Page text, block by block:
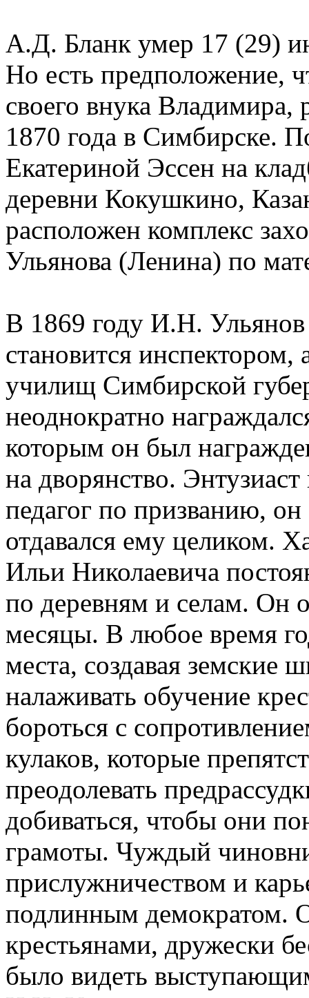
А.Д. Бланк умер 17 (29)
Но есть предположение,
своего внука Владимира,
1870 года в Симбирске.
Екатериной Эссен на
деревни Кокушкино,
расположен комплекс
Ульянова (Ленина) по
В 1869 году И.Н. Ульянов
становится
училищ Симбирской
неоднократно
которым он был
на дворянство.
педагог по призванию,
отдавался ему целиком.
Ильи Николаевича
по деревням и селам. Он
месяцы. В любое время
места, создавая земские
налаживать обучение
бороться с
кулаков, которые
преодолевать
добиваться, чтобы они
грамоты. Чуждый
прислужничеством и
подлинным демократом.
крестьянами, дружески
было видеть